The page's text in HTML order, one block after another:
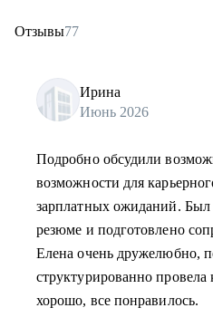
Отзывы77
Ирина
Июнь 2026
Подробно обсудили
возможности для
зарплатных ожиданий.
резюме и подготовлено
Елена очень дружелюбно,
структурированно провела
хорошо, все понравилось.